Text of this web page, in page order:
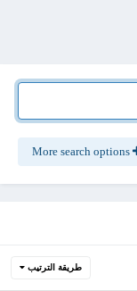
طريقة الترتيب